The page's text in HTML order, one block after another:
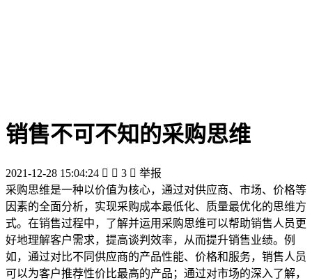
销售不可不知的采购思维
2021-12-28 15:04:24   3  举报
采购思维是一种以价值为核心，通过对供应商、市场、价格等
因素的全面分析，实现采购成本最低化、质量最优化的思维方
式。在销售过程中，了解并运用采购思维可以帮助销售人员更
好地理解客户需求，提高谈判效率，从而提升销售业绩。例
如，通过对比不同供应商的产品性能、价格和服务，销售人员
可以为客户推荐性价比最高的产品；通过对市场的深入了解，